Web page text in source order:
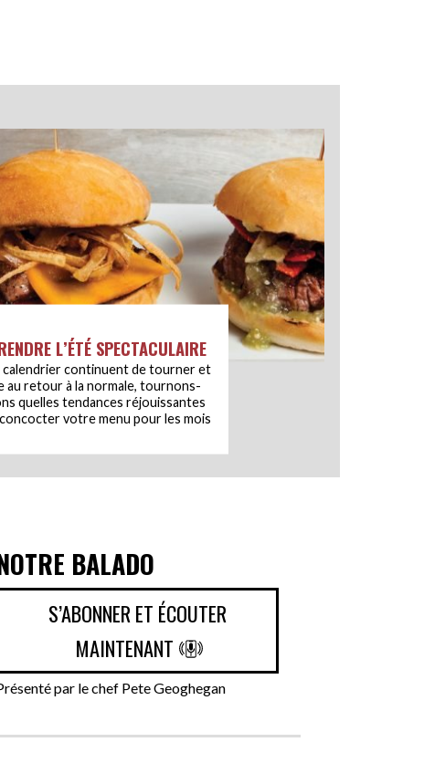
L’ÉTÉ SPECTACULAIRE
calendrier continuent de tourner et
au retour à la normale, tournons-
quelles tendances réjouissantes
votre menu pour les mois
BALADO
S’ABONNER ET ÉCOUTER
MAINTENANT
par le chef Pete Geoghegan